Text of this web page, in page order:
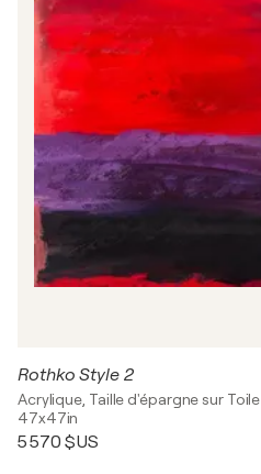
Rothko Style 2
Acrylique, Taille d'épargne sur Toile
47x47in
5 570 $US